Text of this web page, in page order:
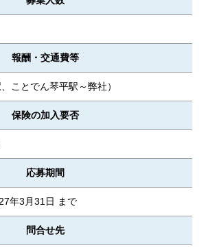
報酬・交通費等
ことでん琴平駅～弊社）
保険の加入要否
応募期間
年3月31日 まで
問合せ先